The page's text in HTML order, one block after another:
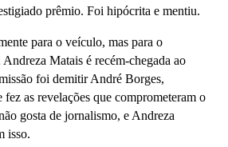
prêmio. Foi hipócrita e mentiu.
para o veículo, mas para o
Matais é recém-chegada ao
foi demitir André Borges,
fez as revelações que comprometeram o
gosta de jornalismo, e Andreza
isso.